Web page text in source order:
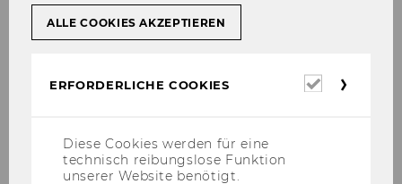
For­schungs­be­reichPhi­lo­so­phie der
Siehe Fides-​Datenbank
ALLE COOKIES AKZEPTIEREN
ERFORDERLICHE COOKIES
Diese Cookies werden für eine
technisch reibungslose Funktion
unserer Website benötigt.